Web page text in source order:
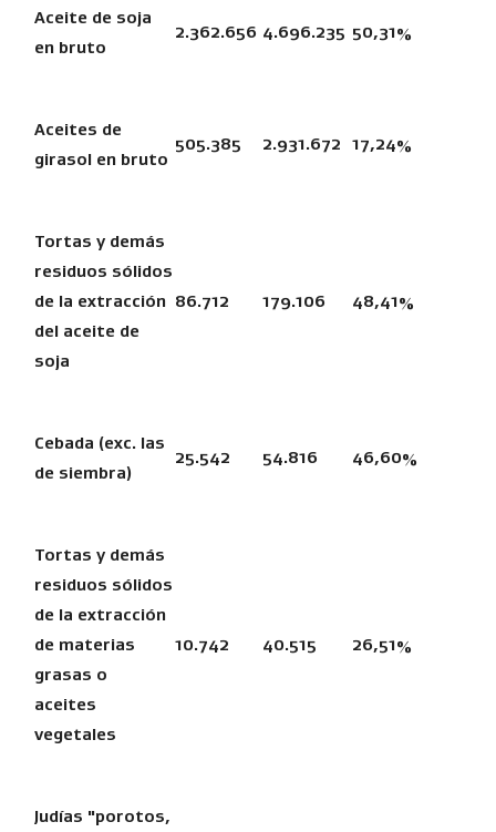
Aceite de soja
en bruto
2.362.656 4.696.235 50,31%
Aceites de
girasol en bruto
505.385 2.931.672 17,24%
Tortas y demás
residuos sólidos
de la extracción
del aceite de
soja
86.712 179.106 48,41%
Cebada (exc. las
de siembra)
25.542 54.816 46,60%
Tortas y demás
residuos sólidos
de la extracción
de materias
grasas o
aceites
vegetales
10.742 40.515 26,51%
Judías "porotos,